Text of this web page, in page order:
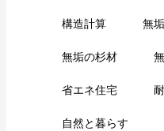
構造計算 無
無垢の杉材
省エネ住宅
自然と暮らす